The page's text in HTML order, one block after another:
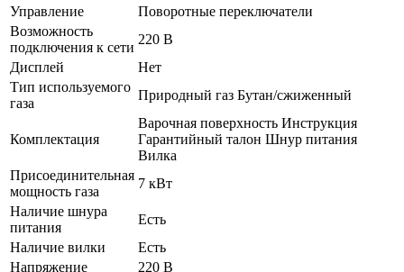
Управление
Поворотные переключатели
Возможность
подключения к сети
220 В
Дисплей
Нет
Тип используемого
газа
Природный газ Бутан/сжиженный
Комплектация
Варочная поверхность Инструкция
Гарантийный талон Шнур питания
Вилка
Присоединительная
мощность газа
7 кВт
Наличие шнура
питания
Есть
Наличие вилки
Есть
Напряжение
220 В